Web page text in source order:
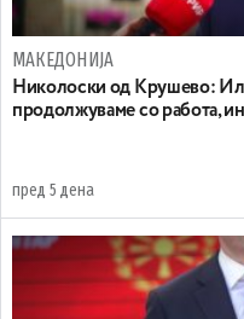
МАКЕДОНИЈА
Николоски од Крушево:
продолжуваме со работа,
пред 5 дена